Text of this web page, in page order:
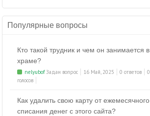
Популярные вопросы
Кто такой трудник и чем он занимается в
храме?
nelyubofЗадан вопрос 16 Май, 2025 0 ответов
0
голосов
Как удалить свою карту от ежемесячного
списания денег с этого сайта?